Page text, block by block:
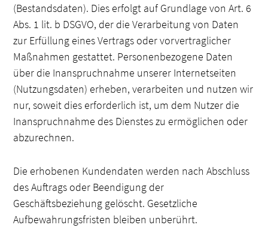
(Bestandsdaten). Dies erfolgt auf Grundlage von Art. 6
Abs. 1 lit. b DSGVO, der die Verarbeitung von Daten
zur Erfüllung eines Vertrags oder vorvertraglicher
Maßnahmen gestattet. Personenbezogene Daten
über die Inanspruchnahme unserer Internetseiten
(Nutzungsdaten) erheben, verarbeiten und nutzen wir
nur, soweit dies erforderlich ist, um dem Nutzer die
Inanspruchnahme des Dienstes zu ermöglichen oder
abzurechnen.
Die erhobenen Kundendaten werden nach Abschluss
des Auftrags oder Beendigung der
Geschäftsbeziehung gelöscht. Gesetzliche
Aufbewahrungsfristen bleiben unberührt.